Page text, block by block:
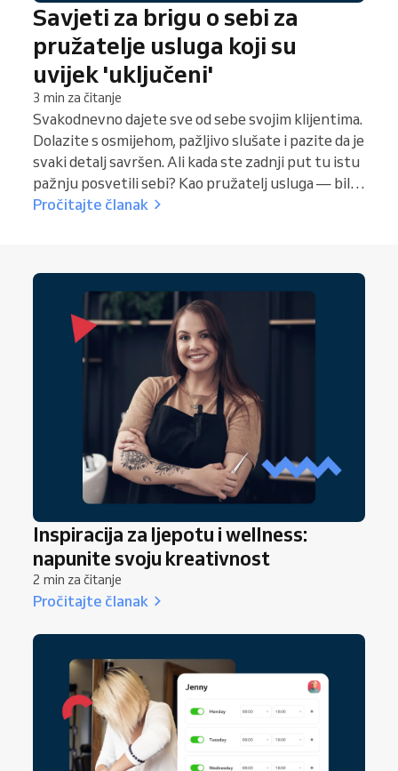
Savjeti za brigu o sebi za
pružatelje usluga koji su
uvijek 'uključeni'
3 min za čitanje
Svakodnevno dajete sve od sebe svojim klijentima.
Dolazite s osmijehom, pažljivo slušate i pazite da je
svaki detalj savršen. Ali kada ste zadnji put tu istu
pažnju posvetili sebi? Kao pružatelj usluga — bilo
da ste beauty profesionalac, fitness trener,
već nužnost. Kada stavite svoje blagostanje na
prvo mjesto, čuvate energiju, potičete
kreativnost i pružate još bolje iskustvo svojim
klijentima.
Pročitajte članak
Inspiracija za ljepotu i wellness:
napunite svoju kreativnost
2 min za čitanje
Pročitajte članak